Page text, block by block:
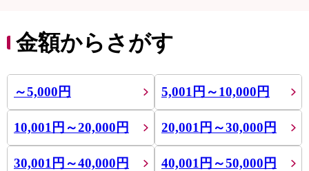
金額からさがす
～5,000円 5,001円～10,000円
10,001円～20,000円 20,001円～30,000円
30,001円～40,000円 40,001円～50,000円